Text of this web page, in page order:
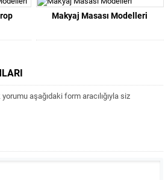
Makyaj Masası Modelleri
aşağıdaki form aracılığıyla siz